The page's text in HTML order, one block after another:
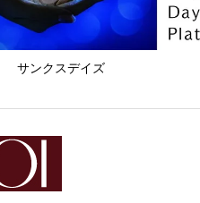
サンクスデイズ